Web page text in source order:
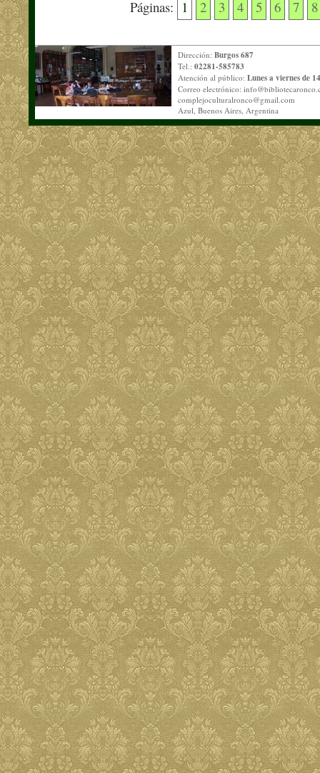
Páginas: 1 2 3 4 5 6 7 8
Dirección: Burgos 687
Tel.: 02281-585783
Atención al público: Lunes a viernes de
Correo electrónico:
complejoculturalronco@gmail.com
Azul, Buenos Aires, Argentina